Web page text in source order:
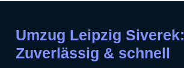
Umzug Leipzig Siverek:
Zuverlässig & schnell